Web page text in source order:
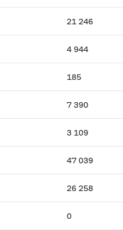
21 246
4 944
185
7 390
3 109
47 039
26 258
0